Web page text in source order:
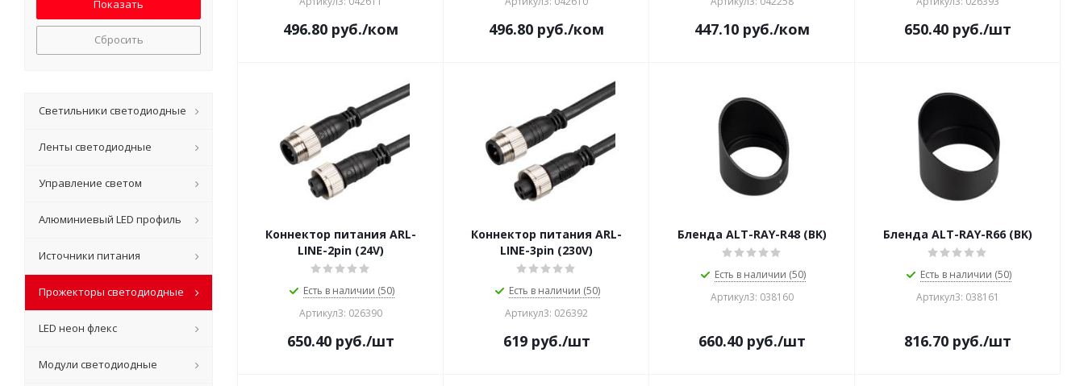
496.80 руб./ком 496.80 руб./ком 447.10 руб./ком 650.40 руб./шт
Коннектор питания ARL-
LINE-2pin (24V)
Есть в наличии (50)
Артикул3: 026390
650.40 руб./шт
Коннектор питания ARL-
LINE-3pin (230V)
Есть в наличии (50)
Артикул3: 026392
619руб./шт
Бленда ALT-RAY-R48 (BK)
Есть в наличии (50)
Артикул3: 038160
660.40 руб./шт
Бленда ALT-RAY-R66 (BK)
Есть в наличии (50)
Артикул3: 038161
816.70 руб./шт
Сбросить
Светильники светодиодные
Ленты светодиодные
Управление светом
Алюминиевый LED профиль
Источники питания
Прожекторы светодиодные
LED неон флекс
Модули светодиодные